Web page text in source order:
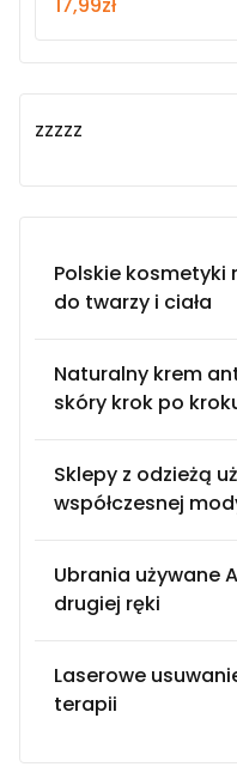
zzzzz
Polskie
do twarzy i ciała
Naturalny krem
skóry krok po
Sklepy z odzieżą
współczesnej
Ubrania używane
drugiej ręki
Laserowe
terapii